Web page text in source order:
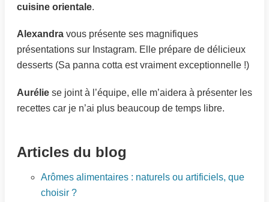
cuisine orientale.
Alexandra vous présente ses magnifiques
présentations sur Instagram. Elle prépare de délicieux
desserts (Sa panna cotta est vraiment exceptionnelle !)
Aurélie se joint à l’équipe, elle m’aidera à présenter les
recettes car je n’ai plus beaucoup de temps libre.
Articles du blog
Arômes alimentaires : naturels ou artificiels, que
choisir ?